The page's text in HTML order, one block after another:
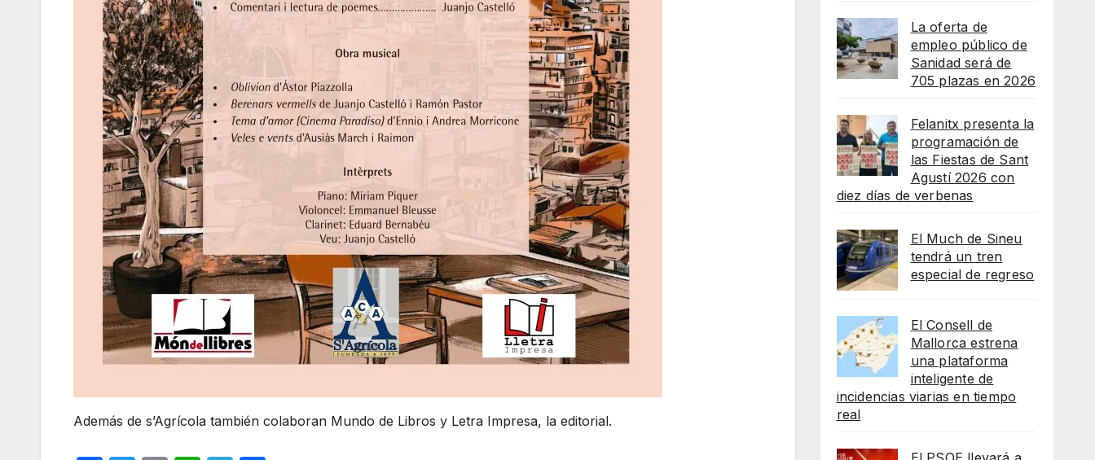
Además de s’Agrícola también colaboran Mundo de Libros y Letra Impresa, la editorial.
La oferta de
empleo público de
Sanidad será de
705 plazas en 2026
Felanitx presenta la
programación de
las Fiestas de Sant
Agustí 2026 con
diez días de verbenas
El Much de Sineu
tendrá un tren
especial de regreso
El Consell de
Mallorca estrena
una plataforma
inteligente de
incidencias viarias en tiempo
real